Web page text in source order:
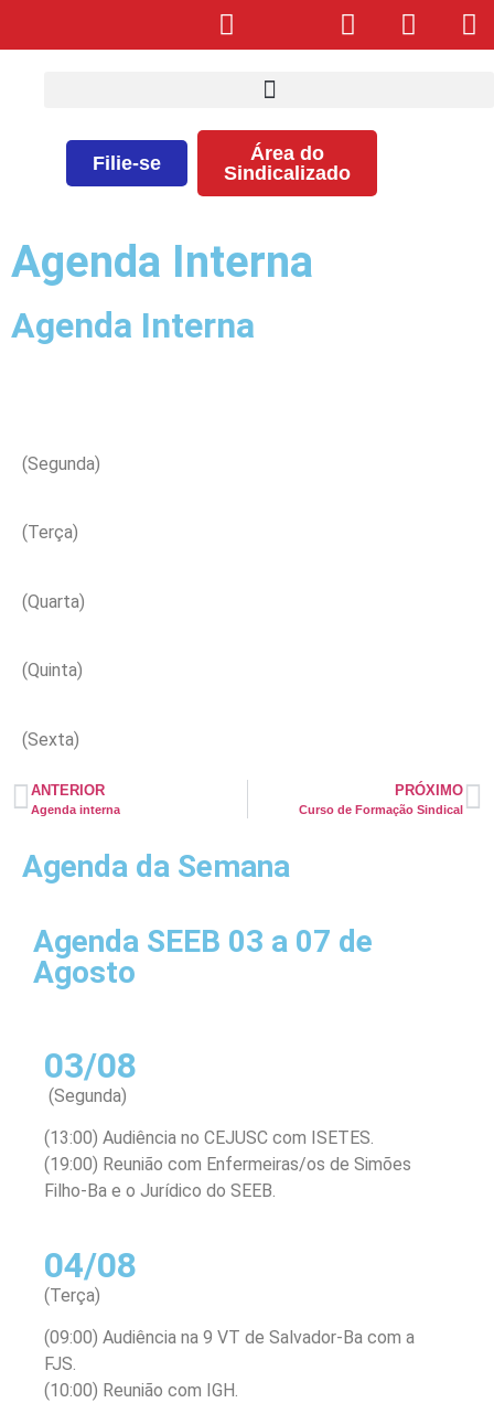
Filie-se
Área do
Sindicalizado
Agenda Interna
Agenda Interna
(Segunda)
(Terça)
(Quarta)
(Quinta)
(Sexta)
ANTERIOR
Agenda interna
PRÓXIMO
Curso de Formação Sindical
Agenda da Semana
Agenda SEEB 03 a 07 de
Agosto
03/08
(Segunda)
(13:00) Audiência no CEJUSC com ISETES.
(19:00) Reunião com Enfermeiras/os de Simões
Filho-Ba e o Jurídico do SEEB.
04/08
(Terça)
(09:00) Audiência na 9 VT de Salvador-Ba com a
FJS.
(10:00) Reunião com IGH.